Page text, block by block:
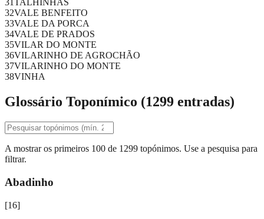
31TALHINHAS
32VALE BENFEITO
33VALE DA PORCA
34VALE DE PRADOS
35VILAR DO MONTE
36VILARINHO DE AGROCHÃO
37VILARINHO DO MONTE
38VINHA
Glossário Toponímico (1299 entradas)
A mostrar os primeiros 100 de 1299 topónimos. Use a pesquisa para
filtrar.
Abadinho
[16]